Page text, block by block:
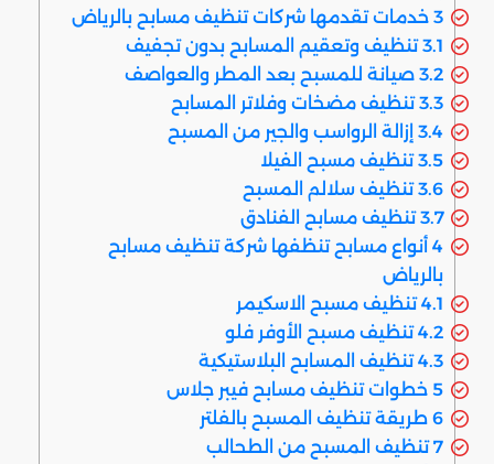
3 خدمات تقدمها شركات تنظيف مسابح بالرياض
3.1تنظيف وتعقيم المسابح بدون تجفيف
3.2 صيانة للمسبح بعد المطر والعواصف
3.3تنظيف مضخات وفلاتر المسابح
3.4 إزالة الرواسب والجير من المسبح
3.5تنظيف مسبح الفيلا
3.6تنظيف سلالم المسبح
3.7تنظيف مسابح الفنادق
4 أنواع مسابح تنظفها شركة تنظيف مسابح
بالرياض
4.1تنظيف مسبح الاسكيمر
4.2تنظيف مسبح الأوفر فلو
4.3تنظيف المسابح البلاستيكية
5 خطوات تنظيف مسابح فيبر جلاس
6 طريقة تنظيف المسبح بالفلتر
7تنظيف المسبح من الطحالب